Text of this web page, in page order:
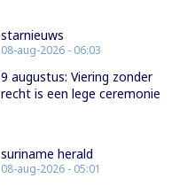
starnieuws
08-aug-2026 - 06:03
9 augustus: Viering zonder
recht is een lege ceremonie
suriname herald
08-aug-2026 - 05:01